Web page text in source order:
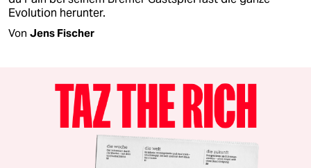
Evolution herunter.
Von Jens Fischer